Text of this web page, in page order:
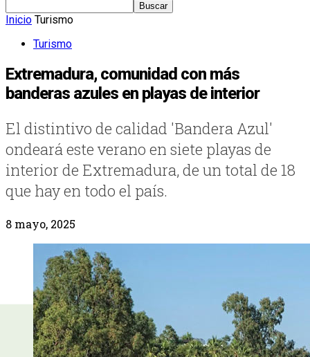
Inicio Turismo
Turismo
Extremadura, comunidad con más
banderas azules en playas de interior
El distintivo de calidad 'Bandera Azul'
ondeará este verano en siete playas de
interior de Extremadura, de un total de 18
que hay en todo el país.
8 mayo, 2025